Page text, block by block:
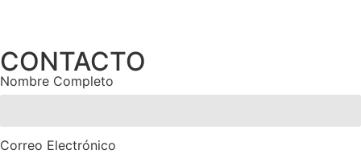
CONTACTO
Nombre Completo
Correo Electrónico